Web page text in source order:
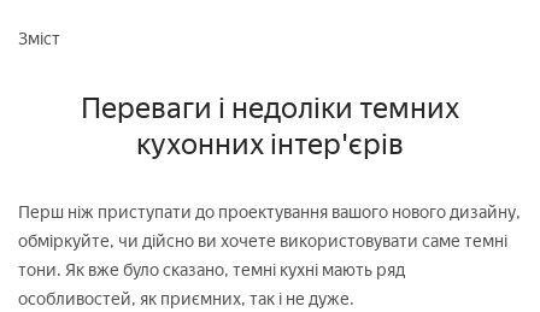
Зміст
Переваги і недоліки темних
кухонних інтер'єрів
Перш ніж приступати до проектування вашого нового дизайну,
обміркуйте, чи дійсно ви хочете використовувати саме темні
тони. Як вже було сказано, темні кухні мають ряд
особливостей, як приємних, так і не дуже.